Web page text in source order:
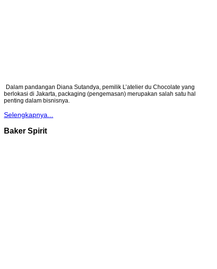
Dalam pandangan Diana Sutandya, pemilik L’atelier du Chocolate yang
berlokasi di Jakarta, packaging (pengemasan) merupakan salah satu hal
penting dalam bisnisnya.
Selengkapnya...
Baker Spirit